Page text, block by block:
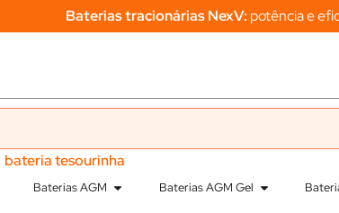
Baterias tracionárias NexV: potência e
bateria tesourinha
Baterias AGM Baterias AGM Gel